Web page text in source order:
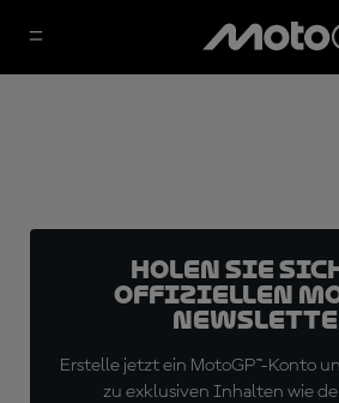
Holen Sie
offiziellen
Erstelle jetzt ein MotoGP™-Konto
zu exklusiven Inhalten wie